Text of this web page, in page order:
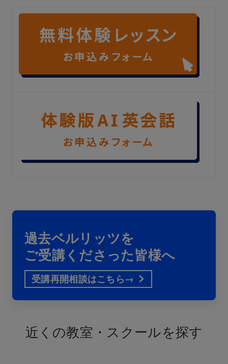
過去ベルリッツを
ご受講くださった皆様へ
受講再開相談はこちら→
近くの教室・ スクールを探す